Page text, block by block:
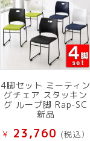
4脚セット ミーティン
グチェア スタッキン
グ ループ脚 Rap-SC
新品
¥ 23,760 (税込）